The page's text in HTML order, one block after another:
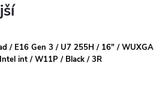
/ E16 Gen 3 / U7 255H / 16" / WUXGA
int / W11P / Black / 3R